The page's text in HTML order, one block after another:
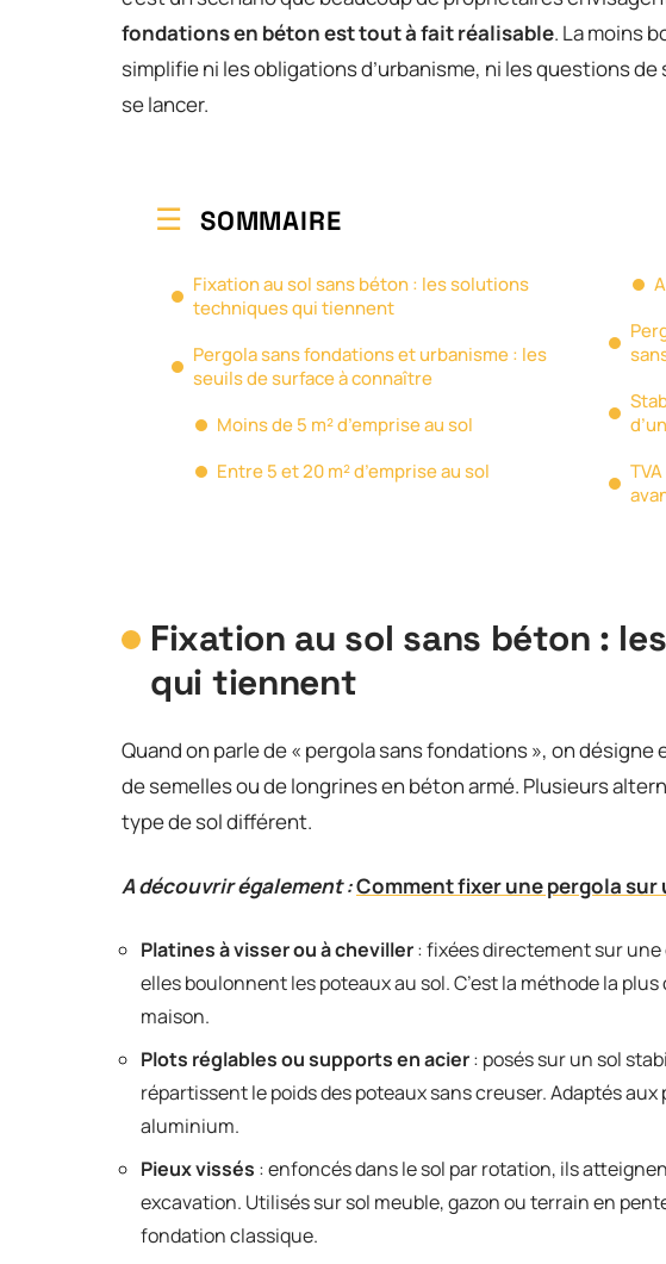
fondations en béton est tout à fait réalisable. La moins
simplifie ni les obligations d’urbanisme, ni les questions
se lancer.
SOMMAIRE
Fixation au sol sans béton : les solutions
techniques qui tiennent
Pergola sans fondations et urbanisme : les
seuils de surface à connaître
Moins de 5 m² d’emprise au sol
Entre 5 et 20 m² d’emprise au sol
Fixation au sol sans béton :
qui tiennent
Quand on parle de « pergola sans fondations », on
de semelles ou de longrines en béton armé. Plusieurs
type de sol différent.
A découvrir également :Comment fixer une pergola sur
Platines à visser ou à cheviller: fixées directement sur
elles boulonnent les poteaux au sol. C’est la méthode la
maison.
Plots réglables ou supports en acier: posés sur un sol
répartissent le poids des poteaux sans creuser. Adaptés
aluminium.
Pieux vissés : enfoncés dans le sol par rotation, ils
excavation. Utilisés sur sol meuble, gazon ou terrain en
fondation classique.